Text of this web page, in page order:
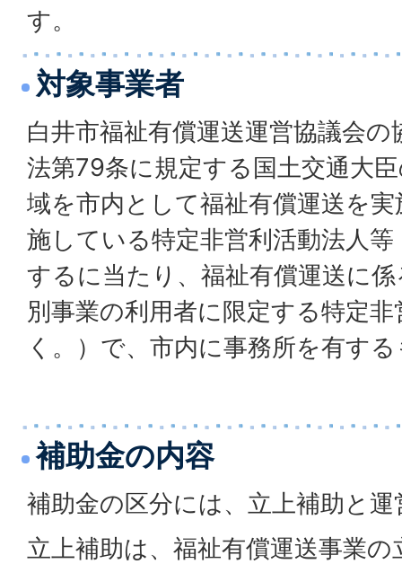
す。
対象事業者
白井市福祉有償運送運営協議会
法第79条に規定する国土交通大
域を市内として福祉有償運送を
施している特定非営利活動法人
するに当たり、福祉有償運送に
別事業の利用者に限定する特定
く。）で、市内に事務所を有す
補助金の内容
補助金の区分には、立上補助と
立上補助は、福祉有償運送事業